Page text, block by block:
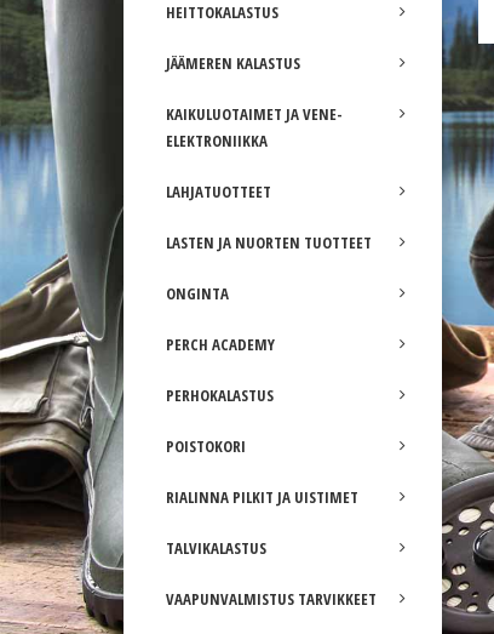
HEITTOKALASTUS
JÄÄMEREN KALASTUS
KAIKULUOTAIMET JA VENE-
ELEKTRONIIKKA
LAHJATUOTTEET
LASTEN JA NUORTEN TUOTTEET
ONGINTA
PERCH ACADEMY
PERHOKALASTUS
POISTOKORI
RIALINNA PILKIT JA UISTIMET
TALVIKALASTUS
VAAPUNVALMISTUS TARVIKKEET